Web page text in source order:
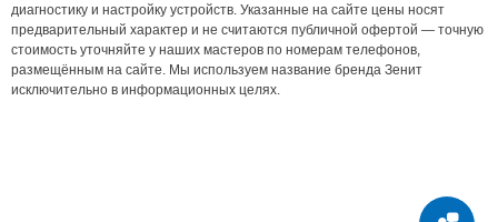
диагностику и настройку устройств. Указанные на сайте цены носят
предварительный характер и не считаются публичной офертой — точную
стоимость уточняйте у наших мастеров по номерам телефонов,
размещённым на сайте. Мы используем название бренда Зенит
исключительно в информационных целях.